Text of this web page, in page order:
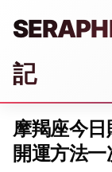
記
摩羯座今
開運方法一